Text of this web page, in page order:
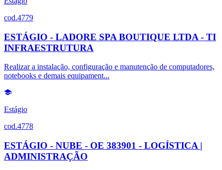
cod.4779
ESTÁGIO - LADORE SPA BOUTIQUE LTDA - TI
INFRAESTRUTURA
Realizar a instalação, configuração e manutenção de computadores,
notebooks e demais equipament...
Estágio
cod.4778
ESTÁGIO - NUBE - OE 383901 - LOGÍSTICA |
ADMINISTRAÇÃO